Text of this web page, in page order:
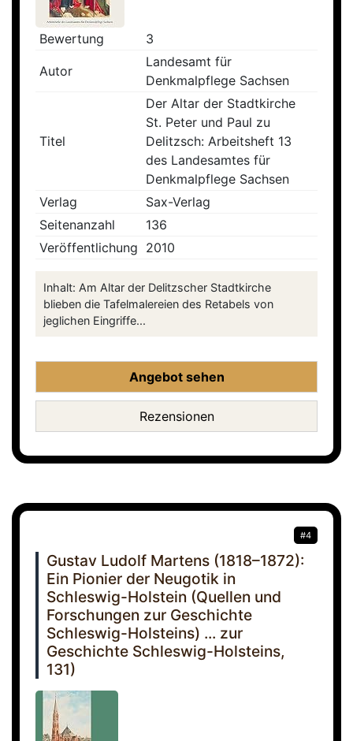
Bewertung 3
Autor
Landesamt für
Denkmalpflege Sachsen
Titel
Der Altar der Stadtkirche
St. Peter und Paul zu
Delitzsch: Arbeitsheft 13
des Landesamtes für
Denkmalpflege Sachsen
Verlag
Sax-Verlag
Seitenanzahl
136
Veröffentlichung 2010
Inhalt: Am Altar der Delitzscher Stadtkirche
blieben die Tafelmalereien des Retabels von
jeglichen Eingriffe...
Angebot sehen
Rezensionen
#4
Gustav Ludolf Martens (1818–1872):
Ein Pionier der Neugotik in
Schleswig-Holstein (Quellen und
Forschungen zur Geschichte
Schleswig-Holsteins) ... zur
Geschichte Schleswig-Holsteins,
131)